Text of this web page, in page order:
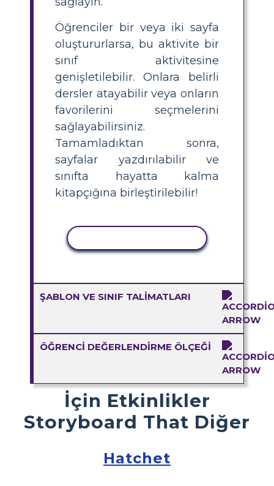
Öğrenciler bir veya iki sayfa
oluştururlarsa, bu aktivite bir
sınıf aktivitesine
genişletilebilir. Onlara belirli
dersler atayabilir veya onların
favorilerini seçmelerini
sağlayabilirsiniz.
Tamamladıktan sonra,
sayfalar yazdırılabilir ve
sınıfta hayatta kalma
kitapçığına birleştirilebilir!
ŞABLON VE SINIF TALIMATLARI
ÖĞRENCI DEĞERLENDIRME ÖLÇEĞI
İçin Etkinlikler
Storyboard That Diğer
Hatchet